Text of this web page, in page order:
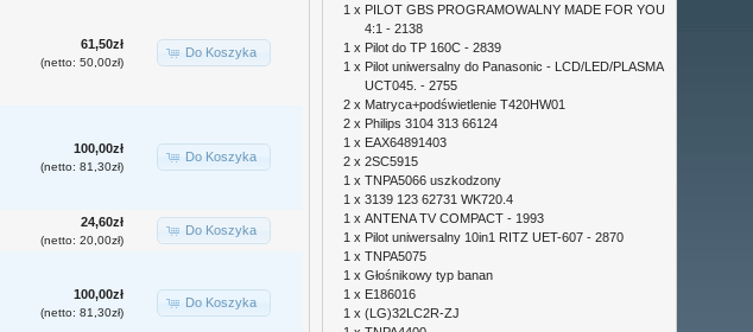
61,50zł
(netto: 50,00zł)
Do Koszyka
100,00zł
(netto: 81,30zł)
Do Koszyka
24,60zł
(netto: 20,00zł)
Do Koszyka
100,00zł
(netto: 81,30zł)
Do Koszyka
1 x PILOT GBS PROGRAMOWALNY MADE FOR YOU
4:1 - 2138
1 x Pilot do TP 160C - 2839
1 x Pilot uniwersalny do Panasonic - LCD/LED/PLASMA
UCT045. - 2755
2 x Matryca+podświetlenie T420HW01
2 x Philips 3104 313 66124
1 x EAX64891403
2 x 2SC5915
1 x TNPA5066 uszkodzony
1 x 3139 123 62731 WK720.4
1 x ANTENA TV COMPACT - 1993
1 x Pilot uniwersalny 10in1 RITZ UET-607 - 2870
1 x TNPA5075
1 x Głośnikowy typ banan
1 x E186016
1 x (LG)32LC2R-ZJ